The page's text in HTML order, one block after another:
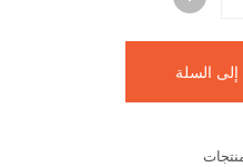
السلة